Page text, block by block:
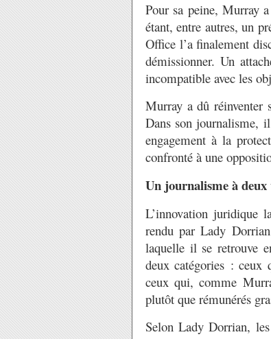
Pour sa peine, Murray
étant, entre autres, un
Office l’a finalement
démissionner. Un
incompatible avec les
Murray a dû réinventer
Dans son journalisme,
engagement à la
confronté à une
Un journalisme à deux
L’innovation juridique
rendu par Lady
laquelle il se retrouve
deux catégories : ceux
ceux qui, comme
plutôt que rémunérés
Selon Lady Dorrian,